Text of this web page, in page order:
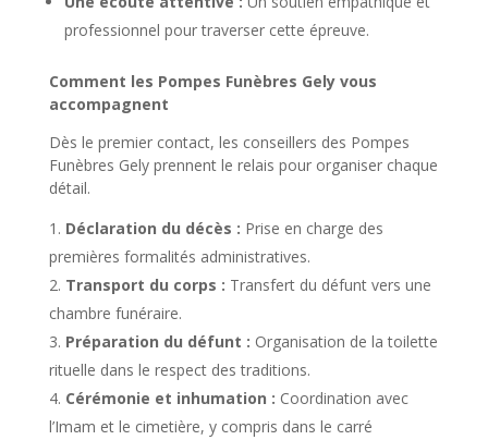
professionnel pour traverser cette épreuve.
Comment les Pompes Funèbres Gely vous
accompagnent
Dès le premier contact, les conseillers des Pompes
Funèbres Gely prennent le relais pour organiser chaque
détail.
Déclaration du décès : Prise en charge des
premières formalités administratives.
Transport du corps : Transfert du défunt vers une
chambre funéraire.
Préparation du défunt : Organisation de la toilette
rituelle dans le respect des traditions.
Cérémonie et inhumation : Coordination avec
l’Imam et le cimetière, y compris dans le carré